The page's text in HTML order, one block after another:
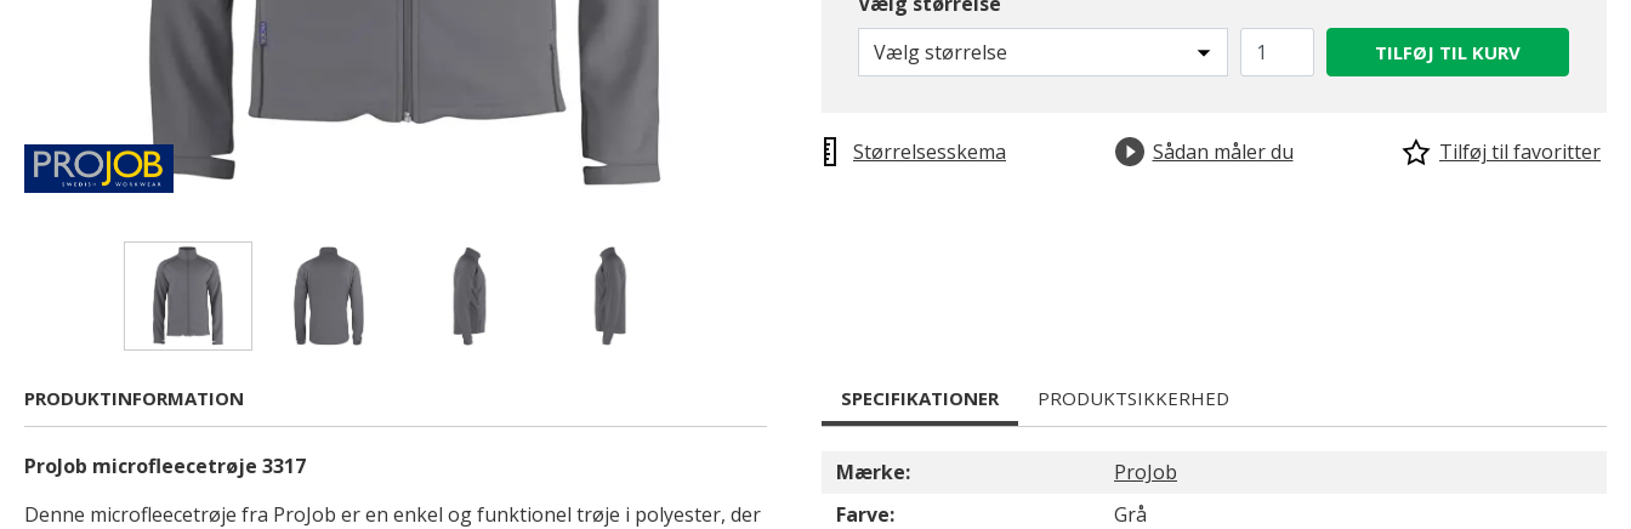
Vælg størrelse
TILFØJ TIL KURV
Størrelsesskema Sådan måler du Tilføj til favoritter
PRODUKTINFORMATION
ProJob microfleecetrøje 3317
Denne microfleecetrøje fra ProJob er en enkel og funktionel trøje i polyester, der
SPECIFIKATIONER PRODUKTSIKKERHED
Mærke:
ProJob
Farve:
Grå